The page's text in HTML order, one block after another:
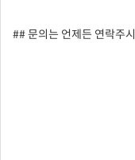
## 문의는 언제든 연락주